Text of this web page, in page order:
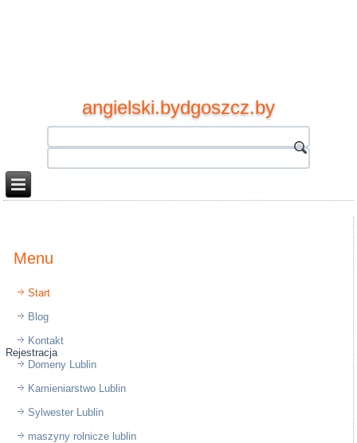
angielski.bydgoszcz.by
Menu
Start
Blog
Kontakt
Rejestracja
Domeny Lublin
Kamieniarstwo Lublin
Sylwester Lublin
maszyny rolnicze lublin